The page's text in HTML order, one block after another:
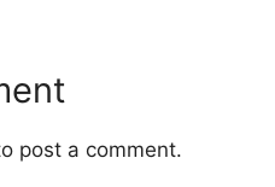
post a comment.